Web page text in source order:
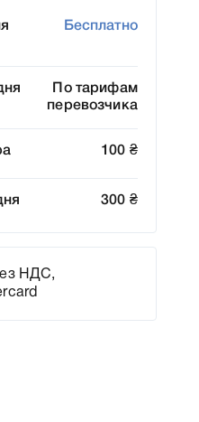
Бесплатно
По тарифам
перевозчика
100 ₴
300 ₴
НДС,